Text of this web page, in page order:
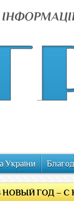
України
НОВЫЙ ГОД –